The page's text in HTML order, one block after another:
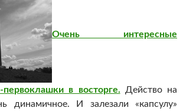
Очень интересные
первоклашки в восторге. Действо на
динамичное. И залезали «капсулу»